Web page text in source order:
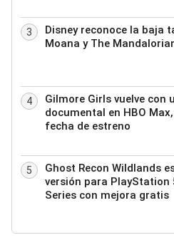
3
Disney reconoce la baja
Moana y The
4
Gilmore Girls vuelve con
documental en HBO
fecha de estreno
5
Ghost Recon Wildlands
versión para PlayStation
Series con mejora gratis